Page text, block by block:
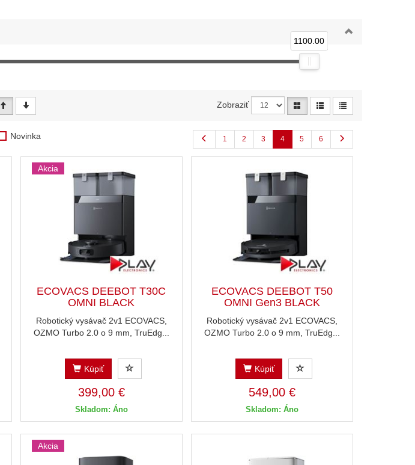
1100.00
Zobraziť
Novinka 1 2 3 4 5 6
Akcia
ECOVACS DEEBOT T30C
OMNI BLACK
Robotický vysávač 2v1 ECOVACS,
OZMO Turbo 2.0 o 9 mm, TruEdg...
Kúpiť
399,00 €
Skladom: Áno
ECOVACS DEEBOT T50
OMNI Gen3 BLACK
Robotický vysávač 2v1 ECOVACS,
OZMO Turbo 2.0 o 9 mm, TruEdg...
Kúpiť
549,00 €
Skladom: Áno
Akcia